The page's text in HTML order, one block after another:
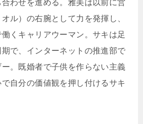
わせを進める。雅美は以前に営
ル）の右腕として力を発揮し、
くキャリアウーマン。サキは足
で、インターネットの推進部で
。既婚者で子供を作らない主義
自分の価値観を押し付けるサキ